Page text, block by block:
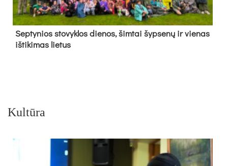
Sep­ty­nios sto­vyk­los die­nos, šim­tai šyp­se­nų ir vie­nas
iš­ti­ki­mas lie­tus
Kultūra